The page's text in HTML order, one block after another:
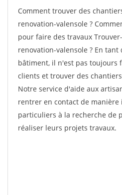
Comment trouver des
renovation-valensole ?
pour faire des travaux
renovation-valensole ? En
bâtiment, il n'est pas toujours
clients et trouver des
Notre service d'aide aux
rentrer en contact de manière
particuliers à la recherche de
réaliser leurs projets travaux.